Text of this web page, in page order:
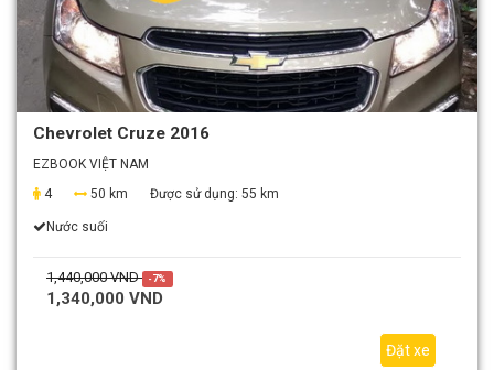
Chevrolet Cruze 2016
EZBOOK VIỆT NAM
4
50 km Được sử dụng: 55 km
Nước suối
1,440,000 VND -7%
1,340,000 VND
Đặt xe